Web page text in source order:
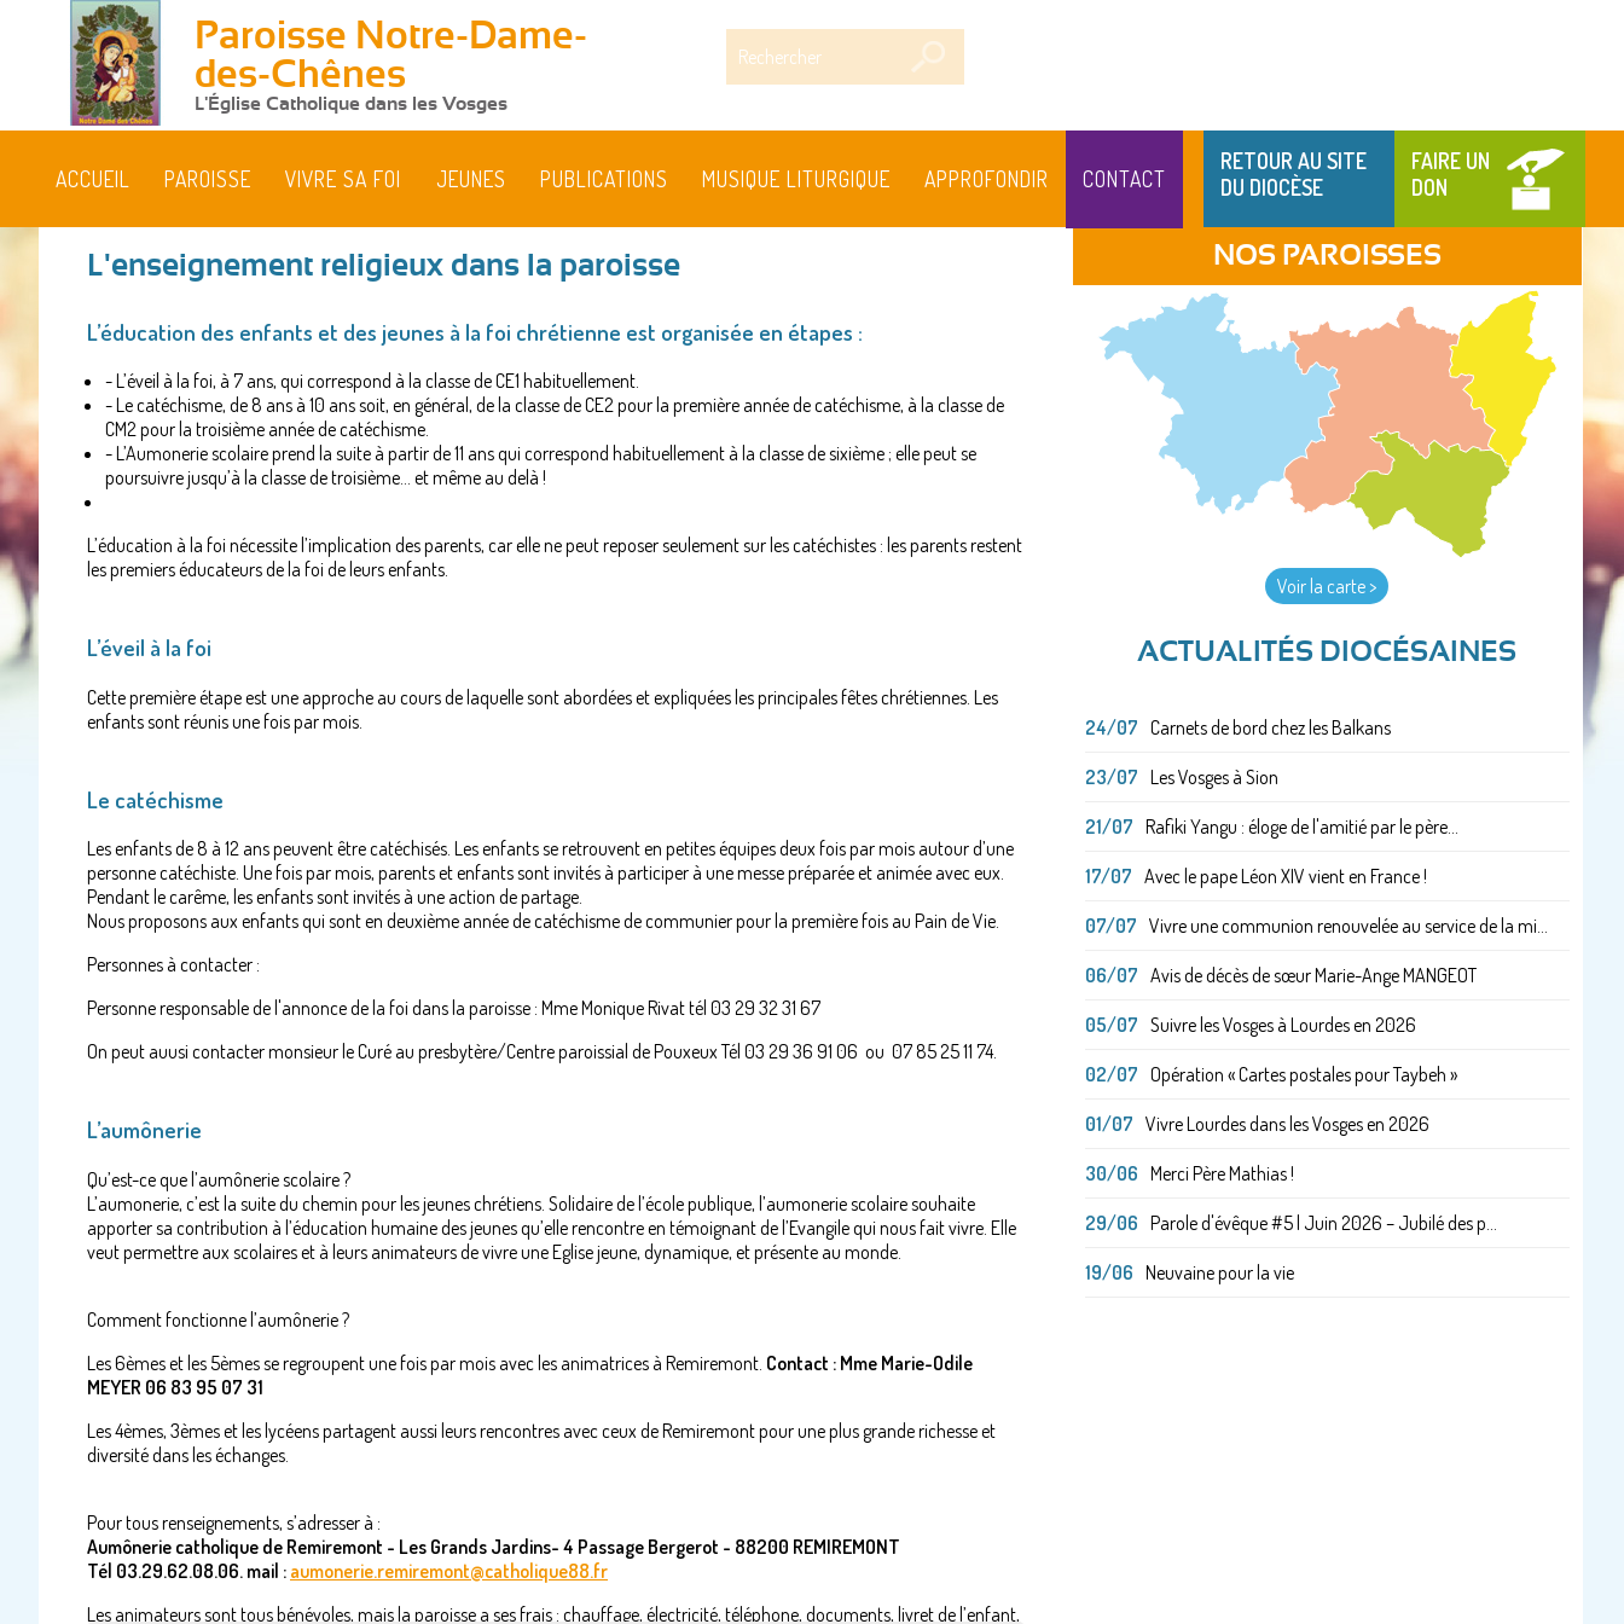
Paroisse Notre-Dame-
des-Chênes
L'Église Catholique dans les Vosges
RETOUR AU SITE
DU DIOCÈSE
FAIRE UN
DON
ACCUEIL PAROISSE VIVRE SA FOI JEUNES PUBLICATIONS MUSIQUE LITURGIQUE APPROFONDIR CONTACT
L'enseignement religieux dans la paroisse
L’éducation des enfants et des jeunes à la foi chrétienne est organisée en étapes :
- L’éveil à la foi, à 7 ans, qui correspond à la classe de CE1 habituellement.
- Le catéchisme, de 8 ans à 10 ans soit, en général, de la classe de CE2 pour la première année de catéchisme, à la classe de
CM2 pour la troisième année de catéchisme.
- L’Aumonerie scolaire prend la suite à partir de 11 ans qui correspond habituellement à la classe de sixième ; elle peut se
poursuivre jusqu’à la classe de troisième… et même au delà !
L’éducation à la foi nécessite l’implication des parents, car elle ne peut reposer seulement sur les catéchistes : les parents restent
les premiers éducateurs de la foi de leurs enfants.
L’éveil à la foi
Cette première étape est une approche au cours de laquelle sont abordées et expliquées les principales fêtes chrétiennes. Les
enfants sont réunis une fois par mois.
Le catéchisme
Les enfants de 8 à 12 ans peuvent être catéchisés. Les enfants se retrouvent en petites équipes deux fois par mois autour d’une
personne catéchiste. Une fois par mois, parents et enfants sont invités à participer à une messe préparée et animée avec eux.
Pendant le carême, les enfants sont invités à une action de partage.
Nous proposons aux enfants qui sont en deuxième année de catéchisme de communier pour la première fois au Pain de Vie.
Personnes à contacter :
Personne responsable de l'annonce de la foi dans la paroisse : Mme Monique Rivat tél 03 29 32 31 67
On peut auusi contacter monsieur le Curé au presbytère/Centre paroissial de Pouxeux Tél 03 29 36 91 06 ou 07 85 25 11 74.
L’aumônerie
Qu’est-ce que l’aumônerie scolaire ?
L’aumonerie, c’est la suite du chemin pour les jeunes chrétiens. Solidaire de l’école publique, l’aumonerie scolaire souhaite
apporter sa contribution à l’éducation humaine des jeunes qu’elle rencontre en témoignant de l’Evangile qui nous fait vivre. Elle
veut permettre aux scolaires et à leurs animateurs de vivre une Eglise jeune, dynamique, et présente au monde.
Comment fonctionne l’aumônerie ?
Les 6èmes et les 5èmes se regroupent une fois par mois avec les animatrices à Remiremont. Contact : Mme Marie-Odile
MEYER 06 83 95 07 31
Les 4èmes, 3èmes et les lycéens partagent aussi leurs rencontres avec ceux de Remiremont pour une plus grande richesse et
diversité dans les échanges.
Pour tous renseignements, s’adresser à :
Aumônerie catholique de Remiremont - Les Grands Jardins- 4 Passage Bergerot - 88200 REMIREMONT
Tél 03.29.62.08.06. mail : aumonerie.remiremont@catholique88.fr
Les animateurs sont tous bénévoles, mais la paroisse a ses frais : chauffage, électricité, téléphone, documents, livret de l’enfant,
NOS PAROISSES
Voir la carte >
ACTUALITÉS DIOCÉSAINES
24/07 Carnets de bord chez les Balkans
23/07 Les Vosges à Sion
21/07 Rafiki Yangu : éloge de l'amitié par le père...
17/07 Avec le pape Léon XIV vient en France !
07/07 Vivre une communion renouvelée au service de la mi...
06/07 Avis de décès de sœur Marie-Ange MANGEOT
05/07 Suivre les Vosges à Lourdes en 2026
02/07 Opération « Cartes postales pour Taybeh »
01/07 Vivre Lourdes dans les Vosges en 2026
30/06 Merci Père Mathias !
29/06 Parole d'évêque #5 | Juin 2026 – Jubilé des p...
19/06 Neuvaine pour la vie